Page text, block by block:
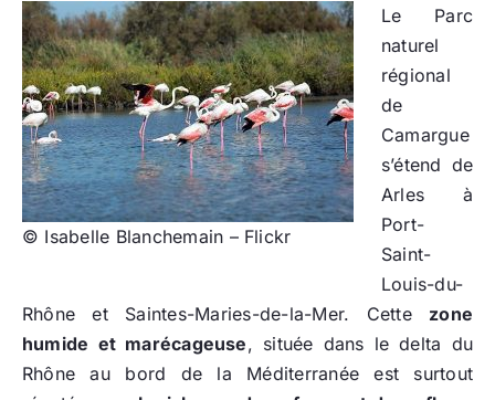
© Isabelle Blanchemain – Flickr
Le Parc
naturel
régional
de
Camargue
s’étend de
Arles à
Port-
Saint-
Louis-du-
Rhône et Saintes-Maries-de-la-Mer. Cette zone
humide et marécageuse, située dans le delta du
Rhône au bord de la Méditerranée est surtout